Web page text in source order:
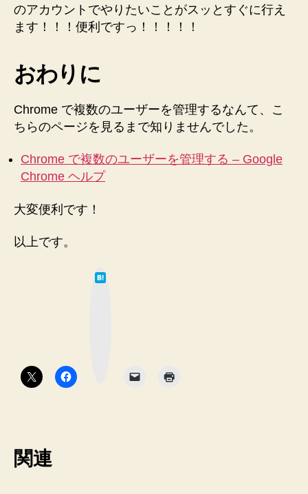
のアカウントでやりたいことがスッとすぐに行え
ます！！！便利ですっ！！！！！
おわりに
Chrome で複数のユーザーを管理するなんて、こ
ちらのページを見るまで知りませんでした。
Chrome で複数のユーザーを管理する – Google
Chrome ヘルプ
大変便利です！
以上です。
関連